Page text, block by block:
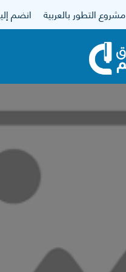
مشروع التطور بالعربية انضم